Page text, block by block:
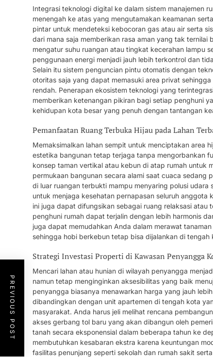
Integrasi teknologi digital ke dalam sistem manajemen
menengah ke atas yang mengutamakan keamanan
pintar untuk mendeteksi kebocoran gas atau air serta
dari mana saja memberikan rasa aman yang tak
mengatur suhu ruangan atau tingkat kecerahan lampu
penggunaan energi menjadi jauh lebih terkontrol dan
Selain itu sistem penguncian pintu otomatis dengan
otoritas saja yang dapat memasuki area privat
rendah. Penerapan ekosistem teknologi yang
memberikan ketenangan pikiran bagi setiap penghuni
kehidupan kota besar yang penuh dengan tantangan
Pemanfaatan Ruang Terbuka Hijau pada Lahan
Memaksimalkan lahan sempit untuk menciptakan area
estetika bangunan tetap terjaga tanpa mengorbankan
konsep taman vertikal atau kebun di atap rumah untuk
permukaan bangunan secara alami saat cuaca sedang
di luar ruangan terbukti mampu menyaring polusi
untuk menjaga kesehatan pernapasan seluruh anggota
ini juga dapat difungsikan sebagai ruang relaksasi atau
penghuni rumah dapat terjalin dengan lebih harmonis
juga dapat memudahkan Anda dalam merawat
sehingga hobi berkebun tetap bisa dijalankan di
Strategi Investasi Properti di Kawasan Penyangga
Mencari lahan atau hunian di wilayah penyangga
namun tetap menginginkan aksesibilitas yang baik
penyangga biasanya menawarkan harga yang jauh
dibandingkan dengan unit apartemen di tengah kota
masyarakat. Anda harus jeli melihat rencana
akses gerbang tol baru yang akan dibangun oleh
tanah secara eksponensial dalam beberapa tahun ke
membutuhkan kesabaran ekstra karena keuntungan
fasilitas penunjang seperti sekolah dan rumah sakit
PREVIOUS POST